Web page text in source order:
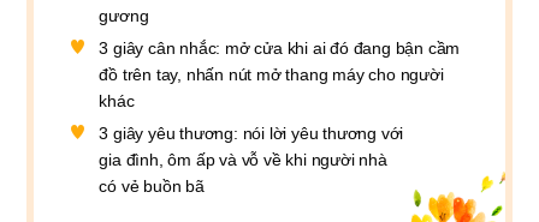
gương
3 giây cân nhắc: mở cửa khi ai đó đang bận cầm
đồ trên tay, nhấn nút mở thang máy cho người
khác
3 giây yêu thương: nói lời yêu thương với
gia đình, ôm ấp và vỗ về khi người nhà
có vẻ buồn bã